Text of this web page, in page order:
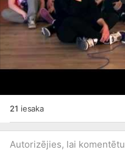
21 iesaka
Autorizējies, lai komentētu